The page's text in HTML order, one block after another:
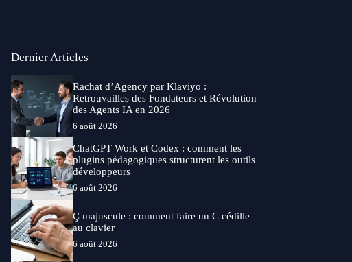
Dernier Articles
Rachat d’Agency par Klaviyo :
Retrouvailles des Fondateurs et Révolution
des Agents IA en 2026
6 août 2026
ChatGPT Work et Codex : comment les
plugins pédagogiques structurent les outils
développeurs
6 août 2026
Ç majuscule : comment faire un C cédille
au clavier
6 août 2026